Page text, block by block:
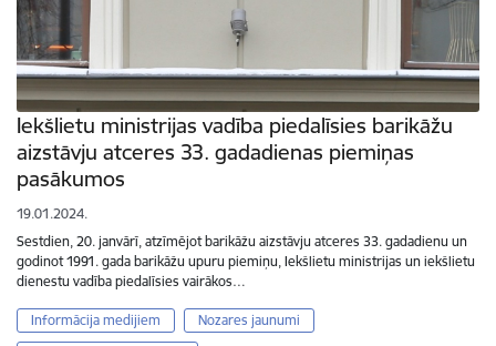
Iekšlietu ministrijas vadība piedalīsies barikāžu
aizstāvju atceres 33. gadadienas piemiņas
pasākumos
19.01.2024.
Sestdien, 20. janvārī, atzīmējot barikāžu aizstāvju atceres 33. gadadienu un
godinot 1991. gada barikāžu upuru piemiņu, Iekšlietu ministrijas un iekšlietu
dienestu vadība piedalīsies vairākos…
Informācija medijiem
Nozares jaunumi